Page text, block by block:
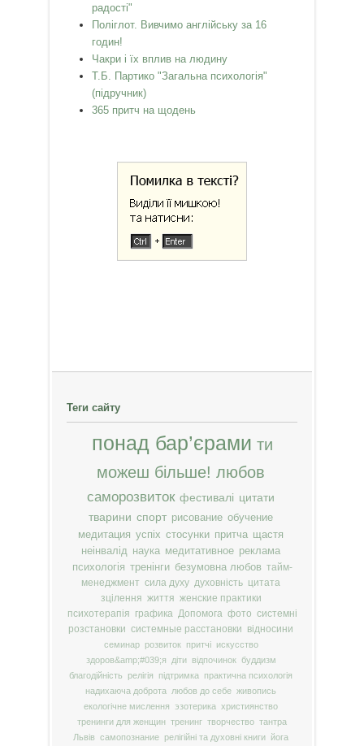
радості"
Поліглот. Вивчимо англійську за 16
годин!
Чакри і їх вплив на людину
Т.Б. Партико "Загальна психологія"
(підручник)
365 притч на щодень
Теги сайту
понад бар’єрами ти
можеш більше! любов
саморозвиток фестивалі цитати
тварини спорт рисование обучение
медитация успіх стосунки притча щастя
неінвалід наука медитативное реклама
психологія тренінги безумовна любов тайм-
менеджмент сила духу духовність цитата
зцілення життя женские практики
психотерапія графика Допомога фото системні
розстановки системные расстановки відносини
семинар розвиток притчі
искусство
здоров&amp;#039;я
діти відпочинок буддизм
благодійність
релігія підтримка
практична психологія
надихаюча доброта
любов до себе живопись
екологічне мислення
эзотерика християнство
тренинги для женщин тренинг творчество тантра
Львів самопознание релігійні та духовні книги йога